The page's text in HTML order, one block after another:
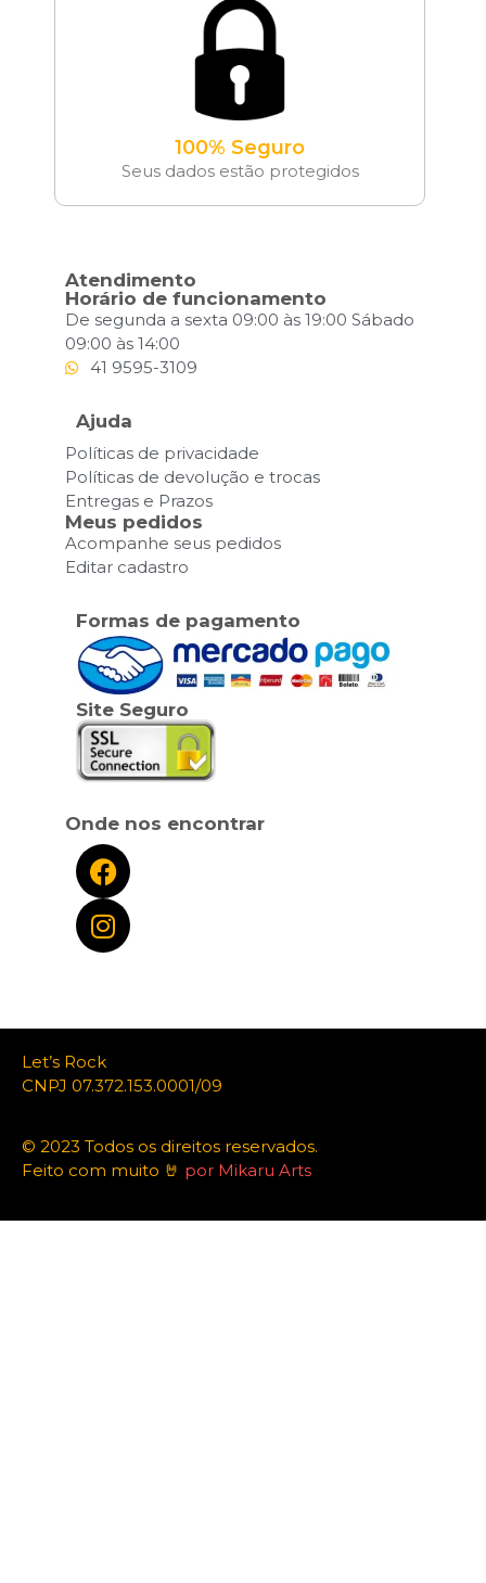
100% Seguro
Seus dados estão protegidos
Atendimento
Horário de funcionamento
De segunda a sexta 09:00 às 19:00 Sábado
09:00 às 14:00
41 9595-3109
Ajuda
Políticas de privacidade
Políticas de devolução e trocas
Entregas e Prazos
Meus pedidos
Acompanhe seus pedidos
Editar cadastro
Formas de pagamento
Site Seguro
Onde nos encontrar
Let’s Rock
CNPJ 07.372.153.0001/09
© 2023 Todos os direitos reservados.
Feito com muito 🤘 por Mikaru Arts